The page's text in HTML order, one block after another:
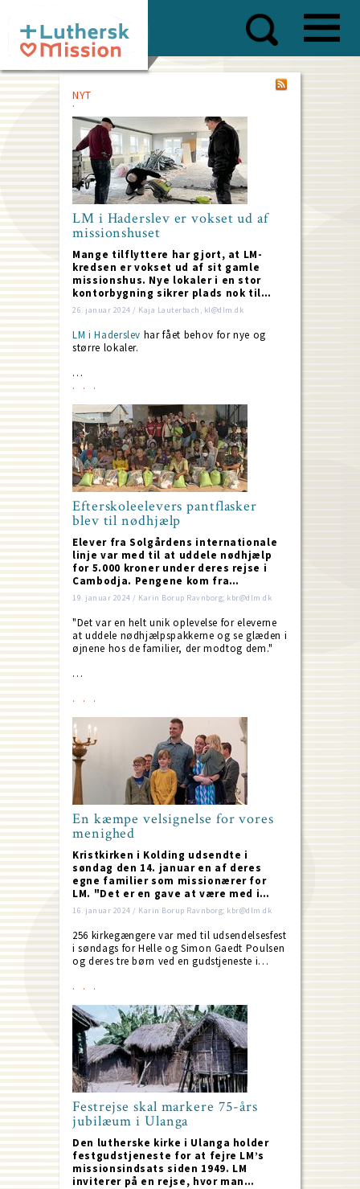
main
content
NYT
LM i Haderslev er vokset ud af
missionshuset
Mange tilflyttere har gjort, at LM-
kredsen er vokset ud af sit gamle
missionshus. Nye lokaler i en stor
kontorbygning sikrer plads nok til…
26. januar 2024 / Kaja Lauterbach, kl@dlm.dk
​LM i Haderslev har fået behov for nye og
større lokaler.
…
Efterskoleelevers pantflasker
blev til nødhjælp
Elever fra Solgårdens internationale
linje var med til at uddele nødhjælp
for 5.000 kroner under deres rejse i
Cambodja. Pengene kom fra…
19. januar 2024 / Karin Borup Ravnborg; kbr@dlm.dk
"Det var en helt unik oplevelse for eleverne
at uddele nødhjælpspakkerne og se glæden i
øjnene hos de familier, der modtog dem."
…
En kæmpe velsignelse for vores
menighed
Kristkirken i Kolding udsendte i
søndag den 14. januar en af deres
egne familier som missionærer for
LM. "Det er en gave at være med i…
16. januar 2024 / Karin Borup Ravnborg; kbr@dlm.dk
256 kirkegængere var med til udsendelsesfest
i søndags for Helle og Simon Gaedt Poulsen
og deres tre børn ved en gudstjeneste i…
Festrejse skal markere 75-års
jubilæum i Ulanga
Den lutherske kirke i Ulanga holder
festgudstjeneste for at fejre LM’s
missionsindsats siden 1949. LM
inviterer på en rejse, hvor man…